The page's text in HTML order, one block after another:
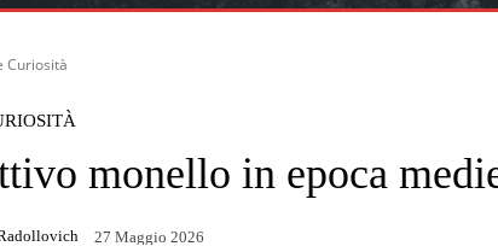
Curiosità
monello in epoca
27 Maggio 2026